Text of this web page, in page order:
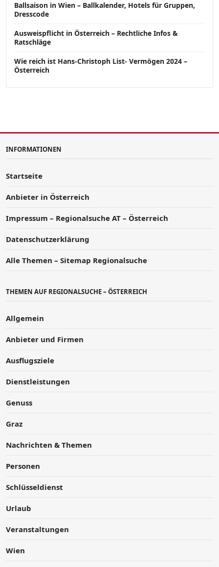
Ballsaison in Wien – Ballkalender, Hotels für Gruppen,
Dresscode
Ausweispflicht in Österreich – Rechtliche Infos &
Ratschläge
Wie reich ist Hans-Christoph List- Vermögen 2024 –
Österreich
INFORMATIONEN
Startseite
Anbieter in Österreich
Impressum – Regionalsuche AT – Österreich
Datenschutzerklärung
Alle Themen – Sitemap Regionalsuche
THEMEN AUF REGIONALSUCHE – ÖSTERREICH
Allgemein
Anbieter und Firmen
Ausflugsziele
Dienstleistungen
Genuss
Graz
Nachrichten & Themen
Personen
Schlüsseldienst
Urlaub
Veranstaltungen
Wien